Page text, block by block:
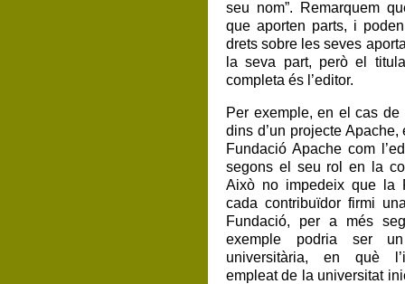
seu nom”. Remarquem
que aporten parts, i
drets sobre les seves
la seva part, però el
completa és l’editor.
Per exemple, en el cas de
dins d’un projecte
Fundació Apache com
segons el seu rol en la
Això no impedeix que la
cada contribuïdor firmi
Fundació, per a més
exemple podria ser un
universitària, en què
empleat de la universitat